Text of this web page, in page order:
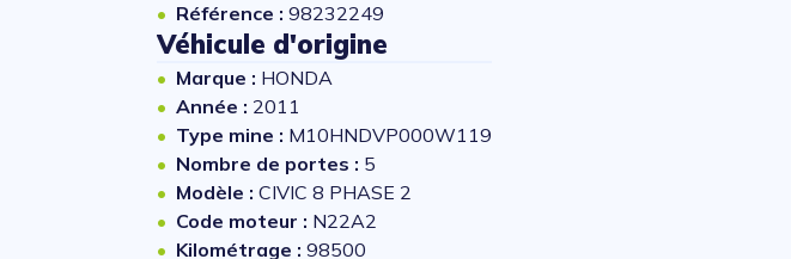
Référence : 98232249
Véhicule d'origine
Marque : HONDA
Année : 2011
Type mine : M10HNDVP000W119
Nombre de portes : 5
Modèle : CIVIC 8 PHASE 2
Code moteur : N22A2
Kilométrage : 98500